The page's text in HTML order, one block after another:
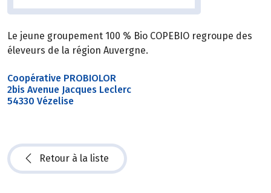
Le jeune groupement 100 % Bio COPEBIO regroupe des
éleveurs de la région Auvergne.
Coopérative PROBIOLOR
2bis Avenue Jacques Leclerc
54330 Vézelise
Retour à la liste